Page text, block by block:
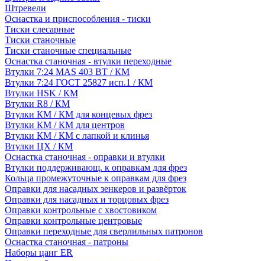
Штревели
Оснастка и приспособления - тиски
Тиски слесарные
Тиски станочные
Тиски станочные специальные
Оснастка станочная - втулки переходные
Втулки 7:24 MAS 403 BT / КМ
Втулки 7:24 ГОСТ 25827 исп.1 / КМ
Втулки HSK / КМ
Втулки R8 / КМ
Втулки КМ / КМ для концевых фрез
Втулки КМ / КМ для центров
Втулки КМ / КМ с лапкой и клинья
Втулки ЦХ / КМ
Оснастка станочная - оправки и втулки
Втулки поддерживающ. к оправкам для фрез
Кольца промежуточные к оправкам для фрез
Оправки для насадных зенкеров и развёрток
Оправки для насадных и торцовых фрез
Оправки контрольные с хвостовиком
Оправки контрольные центровые
Оправки переходные для сверлильных патронов
Оснастка станочная - патроны
Наборы цанг ER